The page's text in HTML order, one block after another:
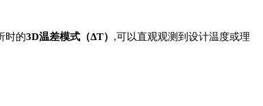
时的3D温差模式（ΔT） ,可以直观观测到设计温度或理